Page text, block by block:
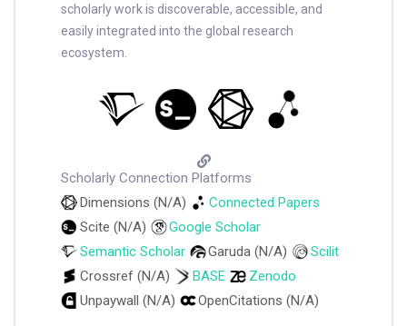
scholarly work is discoverable, accessible, and
easily integrated into the global research
ecosystem.
Scholarly Connection Platforms
Dimensions (N/A)
Connected Papers
Scite (N/A)
Google Scholar
Semantic Scholar
Garuda (N/A)
Scilit
Crossref (N/A)
BASE
Zenodo
Unpaywall (N/A)
OpenCitations (N/A)